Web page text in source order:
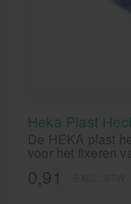
Heka Plast
De HEKA plast
voor het fixeren
en zwachtels.
scanbaar en
0,91